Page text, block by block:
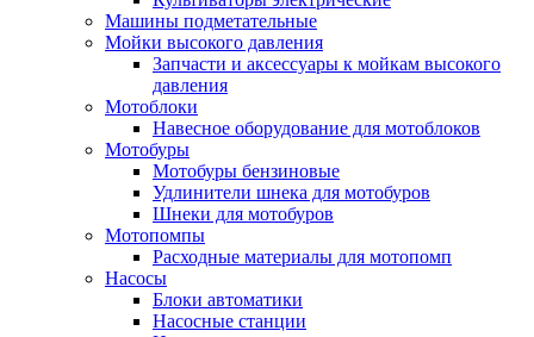
Машины подметательные
Мойки высокого давления
Запчасти и аксессуары к мойкам высокого
давления
Мотоблоки
Навесное оборудование для мотоблоков
Мотобуры
Мотобуры бензиновые
Удлинители шнека для мотобуров
Шнеки для мотобуров
Мотопомпы
Расходные материалы для мотопомп
Насосы
Блоки автоматики
Насосные станции